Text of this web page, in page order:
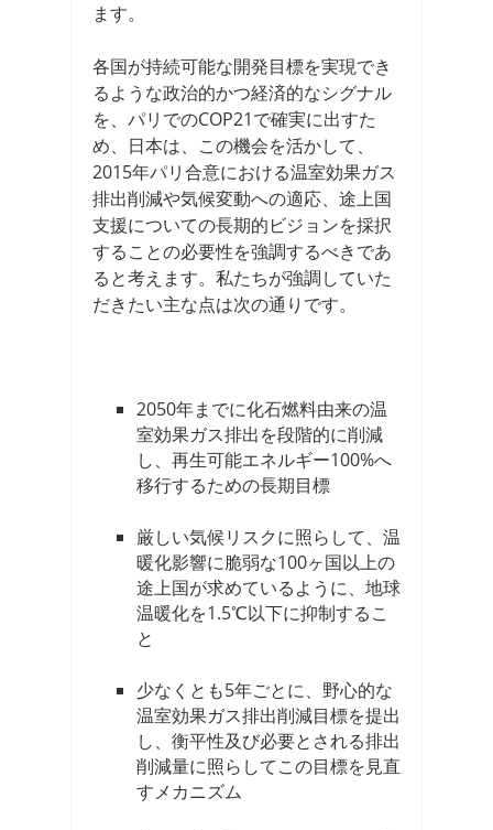
ます。
各国が持続可能な開発目標を実現でき
るような政治的かつ経済的なシグナル
を、パリでのCOP21で確実に出すた
め、日本は、この機会を活かして、
2015年パリ合意における温室効果ガス
排出削減や気候変動への適応、途上国
支援についての長期的ビジョンを採択
することの必要性を強調するべきであ
ると考えます。私たちが強調していた
だきたい主な点は次の通りです。
2050年までに化石燃料由来の温
室効果ガス排出を段階的に削減
し、再生可能エネルギー100%へ
移行するための長期目標
厳しい気候リスクに照らして、温
暖化影響に脆弱な100ヶ国以上の
途上国が求めているように、地球
温暖化を1.5℃以下に抑制するこ
と
少なくとも5年ごとに、野心的な
温室効果ガス排出削減目標を提出
し、衡平性及び必要とされる排出
削減量に照らしてこの目標を見直
すメカニズム